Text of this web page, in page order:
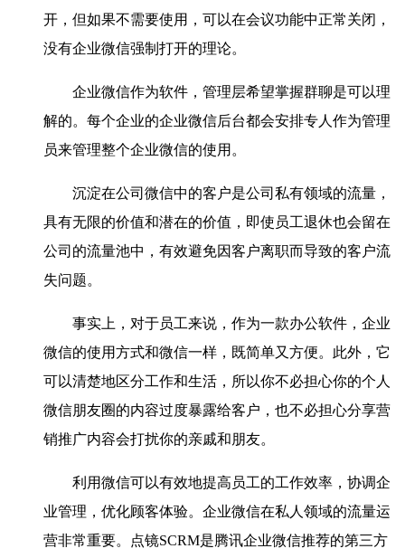
开，但如果不需要使用，可以在会议功能中正常关闭，
没有企业微信强制打开的理论。
企业微信作为软件，管理层希望掌握群聊是可以理
解的。每个企业的企业微信后台都会安排专人作为管理
员来管理整个企业微信的使用。
沉淀在公司微信中的客户是公司私有领域的流量，
具有无限的价值和潜在的价值，即使员工退休也会留在
公司的流量池中，有效避免因客户离职而导致的客户流
失问题。
事实上，对于员工来说，作为一款办公软件，企业
微信的使用方式和微信一样，既简单又方便。此外，它
可以清楚地区分工作和生活，所以你不必担心你的个人
微信朋友圈的内容过度暴露给客户，也不必担心分享营
销推广内容会打扰你的亲戚和朋友。
利用微信可以有效地提高员工的工作效率，协调企
业管理，优化顾客体验。企业微信在私人领域的流量运
营非常重要。点镜SCRM是腾讯企业微信推荐的第三方